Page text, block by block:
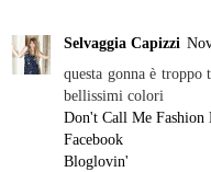
Selvaggia Capizzi
questa gonna è troppo
bellissimi colori
Don't Call Me Fashion
Facebook
Bloglovin'